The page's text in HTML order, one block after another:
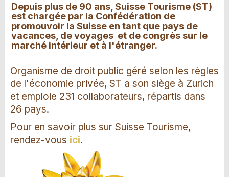
Depuis plus de 90 ans, Suisse Tourisme (ST)
est chargée par la Confédération de
promouvoir la Suisse en tant que pays de
vacances, de voyages et de congrès sur le
marché intérieur et à l'étranger.
Organisme de droit public géré selon les règles
de l'économie privée, ST a son siège à Zurich
et emploie 231 collaborateurs, répartis dans
26 pays.
Pour en savoir plus sur Suisse Tourisme,
rendez-vous ici.